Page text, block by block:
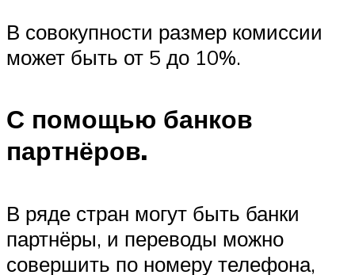
В совокупности размер комиссии
может быть от 5 до 10%.
С помощью банков
партнёров.
В ряде стран могут быть банки
партнёры, и переводы можно
совершить по номеру телефона,